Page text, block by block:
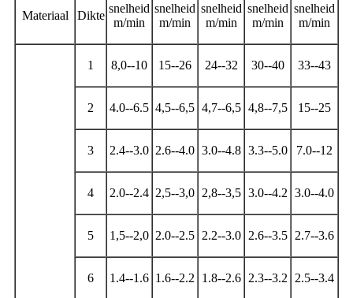
Materiaal Dikte
snelheid
m/min
snelheid
m/min
snelheid
m/min
snelheid
m/min
snelheid
m/min
1 8,0--10 15--26 24--32 30--40 33--43
2 4.0--6.5 4,5--6,5 4,7--6,5 4,8--7,5 15--25
3 2.4--3.0 2.6--4.0 3.0--4.8 3.3--5.0 7.0--12
4 2.0--2.4 2,5--3,0 2,8--3,5 3.0--4.2 3.0--4.0
5 1,5--2,0 2.0--2.5 2.2--3.0 2.6--3.5 2.7--3.6
6 1.4--1.6 1.6--2.2 1.8--2.6 2.3--3.2 2.5--3.4